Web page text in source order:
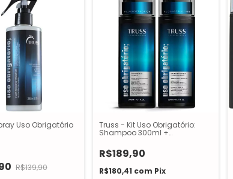
Uso Obrigatório
R$139,90
Truss - Kit Uso Obrigatório:
Shampoo 300ml +
R$189,90
R$180,41 com Pix